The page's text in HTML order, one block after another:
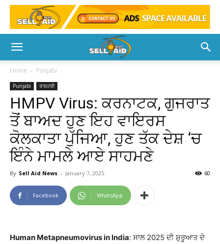
Home Punjabi
Punjabi ਰਾਸ਼ਟਰੀ
HMPV Virus: ਕਰਨਾਟਕ, ਗੁਜਰਾਤ
ਤੋਂ ਬਾਅਦ ਹੁਣ ਇਹ ਵਾਇਰਸ
ਕੋਲਕਾਤਾ ਪੁੱਜਿਆ, ਹੁਣ ਤੱਕ ਦੇਸ਼ ‘ਚ
ਇੰਨੇ ਮਾਮਲੇ ਆਏ ਸਾਹਮਣੇ
By Sell Aid News - January 7, 2025 60
Facebook WhatsApp
Human Metapneumovirus in India: ਸਾਲ 2025 ਦੀ ਸ਼ੁਰੂਆਤ ਦੇ